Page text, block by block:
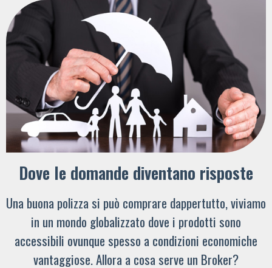
Dove le domande diventano risposte
Una buona polizza si può comprare dappertutto, viviamo
in un mondo globalizzato dove i prodotti sono
accessibili ovunque spesso a condizioni economiche
vantaggiose. Allora a cosa serve un Broker?